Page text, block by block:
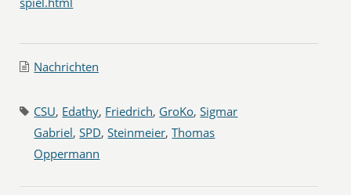
Nachrichten
CSU, Edathy, Friedrich, GroKo,Sigmar
Gabriel,SPD,Steinmeier,Thomas
Oppermann